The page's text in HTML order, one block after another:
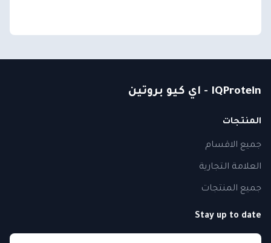
IQProtein - اي كيو بروتين
المنتجات
جميع الاقسام
العلامة التجارية
جميع المنتجات
Stay up to date